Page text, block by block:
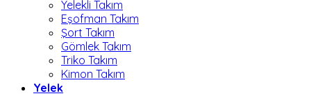
Yelekli Takım
Eşofman Takım
Şort Takım
Gömlek Takım
Triko Takım
Kimon Takım
Yelek